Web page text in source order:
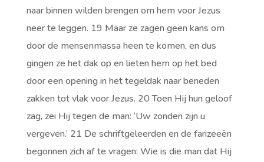
naar binnen wilden brengen om hem voor Jezus
neer te leggen. 19 Maar ze zagen geen kans om
door de mensenmassa heen te komen, en dus
gingen ze het dak op en lieten hem op het bed
door een opening in het tegeldak naar beneden
zakken tot vlak voor Jezus. 20 Toen Hij hun geloof
zag, zei Hij tegen de man: ‘Uw zonden zijn u
vergeven.’ 21 De schriftgeleerden en de farizeeën
begonnen zich af te vragen: Wie is die man dat Hij